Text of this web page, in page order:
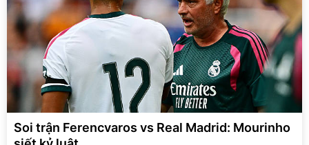
Soi trận Ferencvaros vs Real Madrid: Mourinho